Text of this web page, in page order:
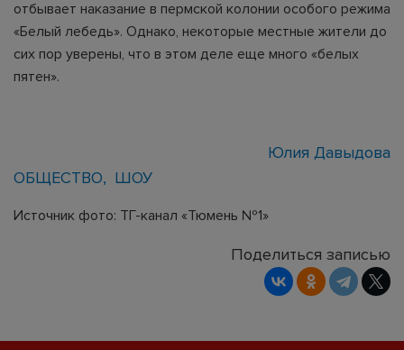
отбывает наказание в пермской колонии особого режима
«Белый лебедь». Однако, некоторые местные жители до
сих пор уверены, что в этом деле еще много «белых
пятен».
Юлия Давыдова
ОБЩЕСТВО
ШОУ
Источник фото: ТГ-канал «Тюмень №1»
Поделиться записью